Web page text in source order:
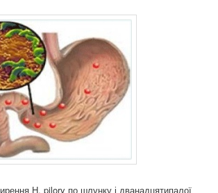
H. pilory по шлунку і дванадцятипалої